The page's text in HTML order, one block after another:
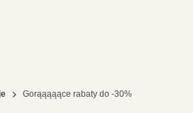
Gorąąąąące rabaty do -30%